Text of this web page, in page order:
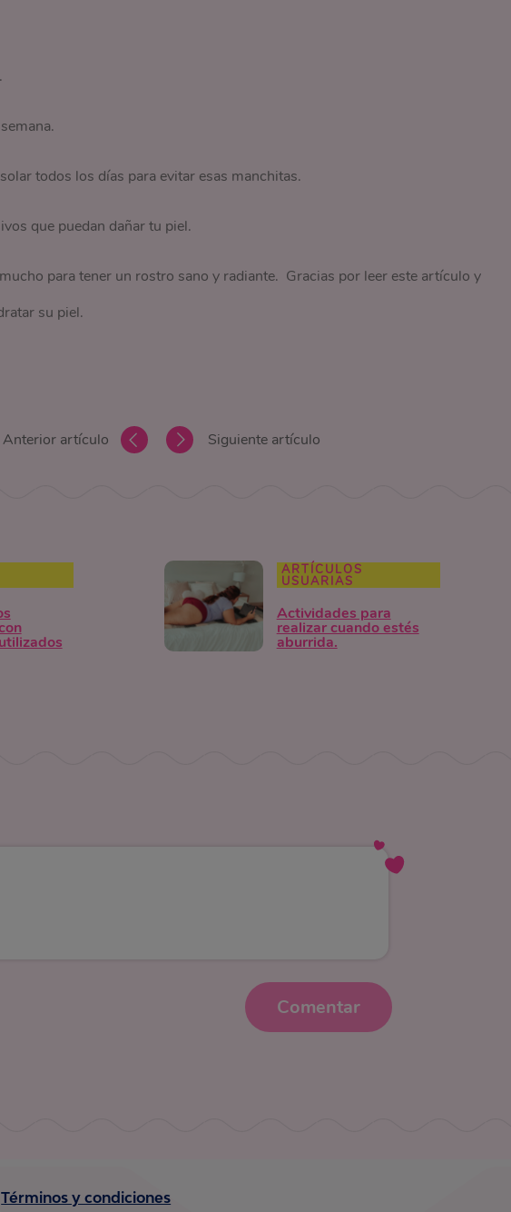
todos los días para evitar esas manchitas.
que puedan dañar tu piel.
para tener un rostro sano y radiante. Gracias por leer este artículo y
su piel.
Anterior artículo Siguiente artículo
ARTÍCULOS
USUARIAS
Actividades para
realizar cuando estés
aburrida.
Comentar
Términos y condiciones